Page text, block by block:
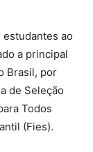
estudantes ao
a principal
Brasil, por
de Seleção
Todos
(Fies).